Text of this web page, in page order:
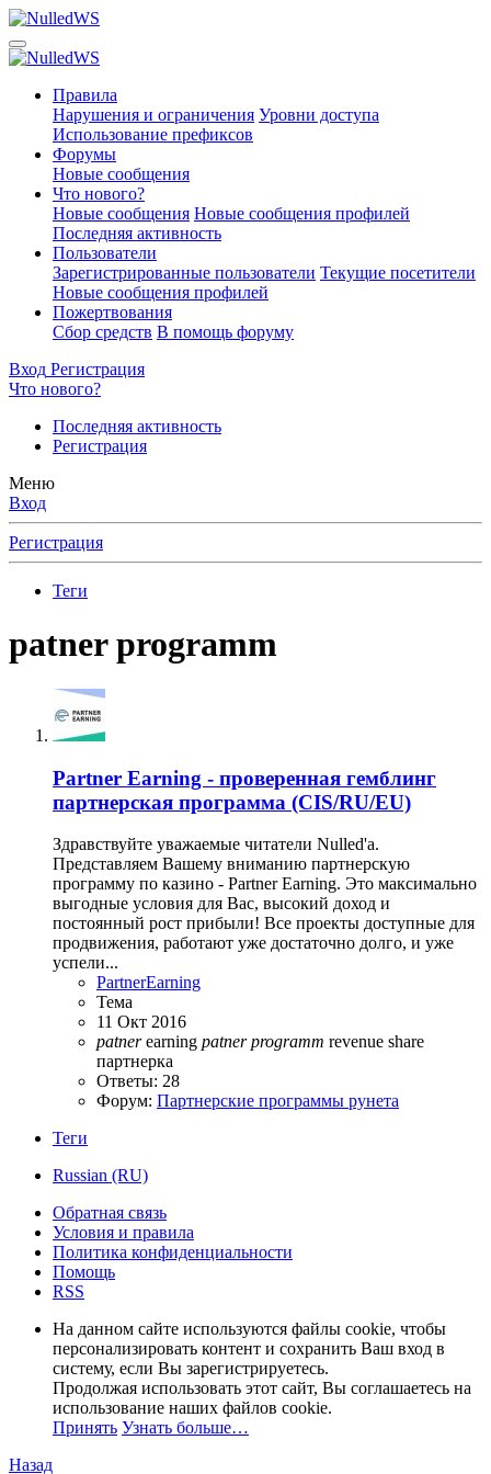
Правила
Нарушения и ограничения Уровни доступа
Использование префиксов
Форумы
Новые сообщения
Что нового?
Новые сообщения Новые сообщения профилей
Последняя активность
Пользователи
Зарегистрированные пользователи Текущие посетители
Новые сообщения профилей
Пожертвования
Сбор средств В помощь форуму
Вход Регистрация
Что нового?
Последняя активность
Регистрация
Меню
Вход
Регистрация
Теги
patner programm
Partner Earning - проверенная гемблинг
партнерская программа (CIS/RU/EU)
Здравствуйте уважаемые читатели Nulled'a.
Представляем Вашему вниманию партнерскую
программу по казино - Partner Earning. Это максимально
выгодные условия для Вас, высокий доход и
постоянный рост прибыли! Все проекты доступные для
продвижения, работают уже достаточно долго, и уже
успели...
PartnerEarning
Тема
11 Окт 2016
patnerearning patner programm revenue share
партнерка
Ответы: 28
Форум: Партнерские программы рунета
Теги
Russian (RU)
Обратная связь
Условия и правила
Политика конфиденциальности
Помощь
RSS
На данном сайте используются файлы cookie, чтобы
персонализировать контент и сохранить Ваш вход в
систему, если Вы зарегистрируетесь.
Продолжая использовать этот сайт, Вы соглашаетесь на
использование наших файлов cookie.
Принять Узнать больше…
Назад